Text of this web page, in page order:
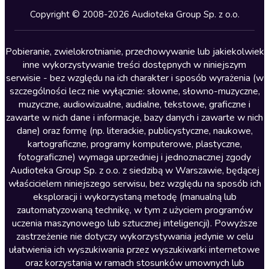
Kryminały
Lektury szkolne
Literatura anglojęzyczna
Literatura faktu
Literatura obyczajowa
Literatura piękna obca
Literatura piękna polska
Nagrania relaksacyjne
Nauka języków
Nauki humanistyczne
Podcasty i audycje
Polityka
Prasa
Copyright © 2008-2026 Audioteka Group Sp. z o.o.
Pobieranie, zwielokrotnianie, przechowywanie lub jakiekolwiek
inne wykorzystywanie treści dostępnych w niniejszym
serwisie - bez względu na ich charakter i sposób wyrażenia (w
szczególności lecz nie wyłącznie: słowne, słowno-muzyczne,
muzyczne, audiowizualne, audialne, tekstowe, graficzne i
zawarte w nich dane i informacje, bazy danych i zawarte w nich
dane) oraz formę (np. literackie, publicystyczne, naukowe,
kartograficzne, programy komputerowe, plastyczne,
fotograficzne) wymaga uprzedniej i jednoznacznej zgody
Audioteka Group Sp. z o.o. z siedzibą w Warszawie, będącej
właścicielem niniejszego serwisu, bez względu na sposób ich
eksploracji i wykorzystaną metodę (manualną lub
zautomatyzowaną technikę, w tym z użyciem programów
uczenia maszynowego lub sztucznej inteligencji). Powyższe
zastrzeżenie nie dotyczy wykorzystywania jedynie w celu
ułatwienia ich wyszukiwania przez wyszukiwarki internetowe
oraz korzystania w ramach stosunków umownych lub